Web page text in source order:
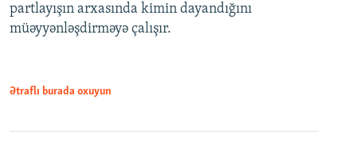
partlayışın arxasında kimin dayandığını
müəyyənləşdirməyə çalışır.
Ətraflı burada oxuyun